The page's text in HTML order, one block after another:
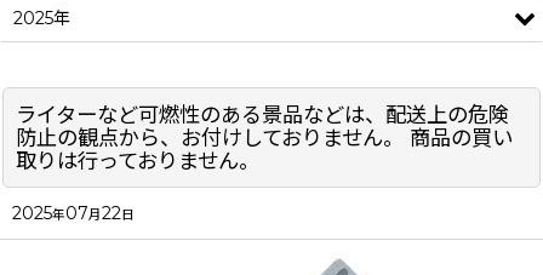
ライターなど可燃性のある景品などは、配送上の危険
防止の観点から、お付けしておりません。 商品の買い
取りは行っておりません。
2025年07月 22日
2025年